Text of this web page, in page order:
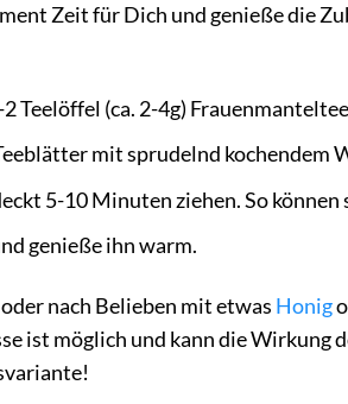
Zeit für Dich und genieße die
Teelöffel (ca. 2-4g)
mit sprudelnd kochendem
5-10 Minuten ziehen. So
genieße ihn warm.
nach Belieben mit etwas Honig
ist möglich und kann die Wirkung